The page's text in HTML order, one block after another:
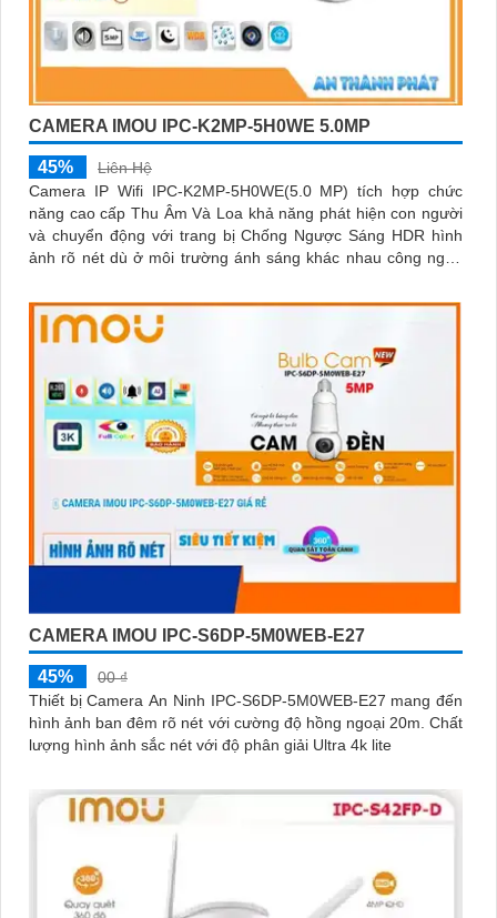
CAMERA IMOU IPC-K2MP-5H0WE 5.0MP
45%
Liên Hệ
Camera IP Wifi IPC-K2MP-5H0WE(5.0 MP) tích hợp chức
năng cao cấp Thu Âm Và Loa khả năng phát hiện con người
và chuyển động với trang bị Chống Ngược Sáng HDR hình
ảnh rõ nét dù ở môi trường ánh sáng khác nhau công nghệ
sắc nét
CAMERA IMOU IPC-S6DP-5M0WEB-E27
45%
00 ₫
Thiết bị Camera An Ninh IPC-S6DP-5M0WEB-E27 mang đến
hình ảnh ban đêm rõ nét với cường độ hồng ngoại 20m. Chất
lượng hình ảnh sắc nét với độ phân giải Ultra 4k lite